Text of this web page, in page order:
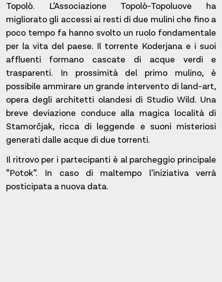
Topolò. L’Associazione Topolò-Topoluove ha
migliorato gli accessi ai resti di due mulini che fino a
poco tempo fa hanno svolto un ruolo fondamentale
per la vita del paese. Il torrente Koderjana e i suoi
affluenti formano cascate di acque verdi e
trasparenti. In prossimità del primo mulino, è
possibile ammirare un grande intervento di land-art,
opera degli architetti olandesi di Studio Wild. Una
breve deviazione conduce alla magica località di
Stamorčjak, ricca di leggende e suoni misteriosi
generati dalle acque di due torrenti.
Il ritrovo per i partecipanti è al parcheggio principale
“Potok”. In caso di maltempo l’iniziativa verrà
posticipata a nuova data.